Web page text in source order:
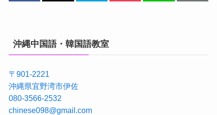
沖縄中国語・韓国語教室
〒901-2221
沖縄県宜野湾市伊佐
080-3566-2532
chinese098@gmail.com